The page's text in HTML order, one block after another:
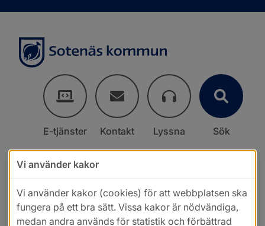
E-tjänster Kontakt Lyssna Sök
Vi använder kakor
Vi använder kakor (cookies) för att webbplatsen ska
fungera på ett bra sätt. Vissa kakor är nödvändiga,
medan andra används för statistik och förbättrad